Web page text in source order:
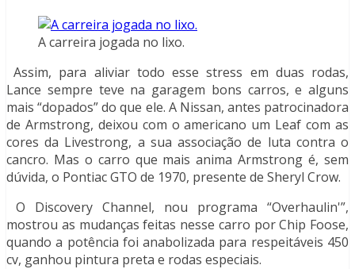
A carreira jogada no lixo.
Assim, para aliviar todo esse stress em duas rodas,
Lance sempre teve na garagem bons carros, e alguns
mais “dopados” do que ele. A Nissan, antes patrocinadora
de Armstrong, deixou com o americano um Leaf com as
cores da Livestrong, a sua associação de luta contra o
cancro. Mas o carro que mais anima Armstrong é, sem
dúvida, o Pontiac GTO de 1970, presente de Sheryl Crow.
O Discovery Channel, nou programa “Overhaulin'”,
mostrou as mudanças feitas nesse carro por Chip Foose,
quando a potência foi anabolizada para respeitáveis 450
cv, ganhou pintura preta e rodas especiais.